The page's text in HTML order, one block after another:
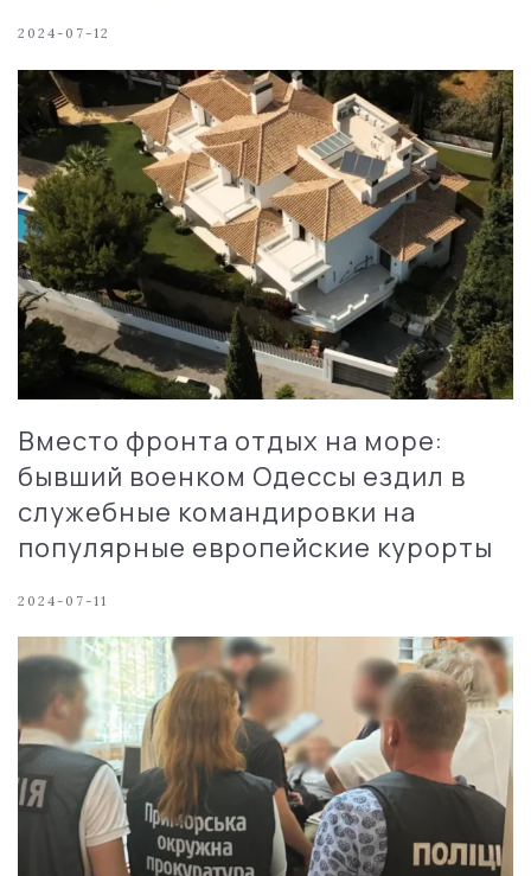
2024-07-12
Вместо фронта отдых на море:
бывший военком Одессы ездил в
служебные командировки на
популярные европейские курорты
2024-07-11